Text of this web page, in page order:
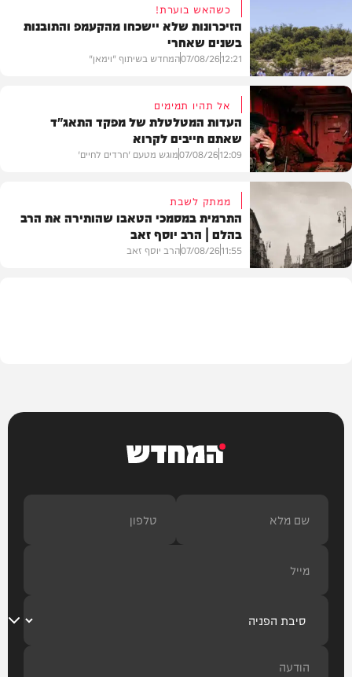
וידאו
כשהאש בוערת!
הזיכרונות שלא יישכחו מהקעמפ והתובנות
בשנים שאחרי
12:21
07/08/26המחדש בשיתוף "וימאן"
דעות
אל תהיו תמימים
העדות המטלטלת של מפקד התאג"ד
שאתם חייבים לקרוא
12:09
07/08/26מוגש מטעם 'חרדים לחיים'
ממתק לשבת
התרמית במסמכי הטאבו שהותירה את הרב
בהלם | הרב יוסף זאב
11:55
07/08/26הרב יוסף זאב
המחדש